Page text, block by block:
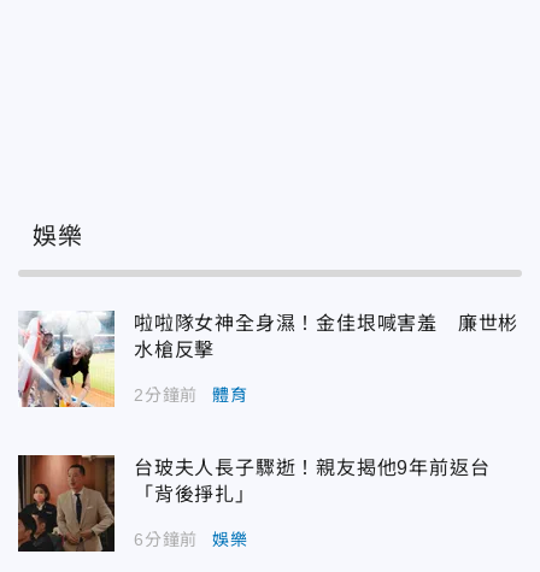
娛樂
啦啦隊女神全身濕！金佳垠喊害羞 廉世彬
水槍反擊
2分鐘前 體育
台玻夫人長子驟逝！親友揭他9年前返台
「背後掙扎」
6分鐘前 娛樂